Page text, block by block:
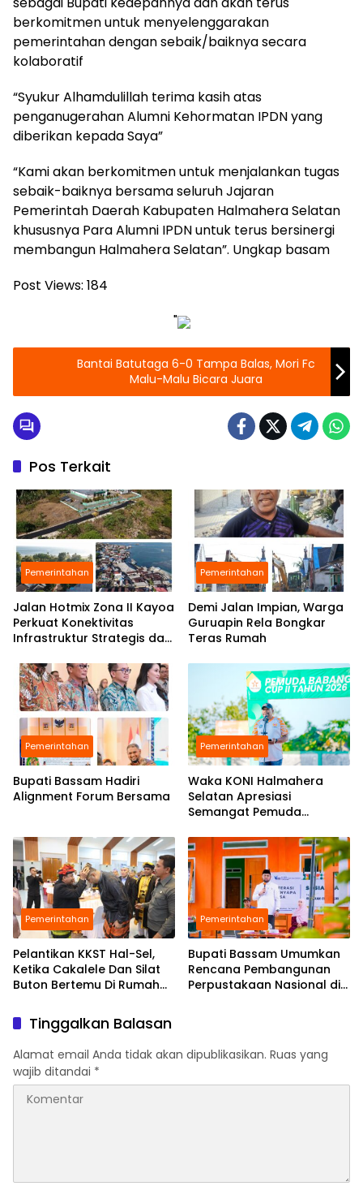
berkomitmen untuk menyelenggarakan
pemerintahan dengan sebaik/baiknya secara
kolaboratif
“Syukur Alhamdulillah terima kasih atas
penganugerahan Alumni Kehormatan IPDN yang
diberikan kepada Saya”
“Kami akan berkomitmen untuk menjalankan tugas
sebaik-baiknya bersama seluruh Jajaran
Pemerintah Daerah Kabupaten Halmahera Selatan
khususnya Para Alumni IPDN untuk terus bersinergi
membangun Halmahera Selatan”. Ungkap basam
Post Views: 184
"
Bantai Batutaga 6-0 Tampa Balas, Mori Fc
Malu-Malu Bicara Juara
Pos Terkait
Pemerintahan
Jalan Hotmix Zona II Kayoa
Perkuat Konektivitas
Infrastruktur Strategis dan
Pemerintahan
Demi Jalan Impian, Warga
Guruapin Rela Bongkar
Teras Rumah
Pemerintahan
Bupati Bassam Hadiri
Alignment Forum Bersama
Pemerintahan
Waka KONI Halmahera
Selatan Apresiasi
Semangat Pemuda
Sepak Bola di Tengah
Efisiensi Anggaran
Pemerintahan
Pelantikan KKST Hal-Sel,
Ketika Cakalele Dan Silat
Buton Bertemu Di Rumah
Pemerintahan
Bupati Bassam Umumkan
Rencana Pembangunan
Perpustakaan Nasional di
Tinggalkan Balasan
Alamat email Anda tidak akan dipublikasikan. Ruas yang
wajib ditandai *